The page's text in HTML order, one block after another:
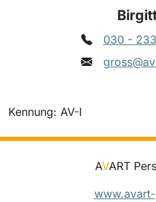
030 -
Kennung: AV-I
AVART